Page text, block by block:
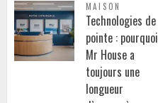
MAISON
Technologies de
pointe : pourquoi
Mr House a
toujours une
longueur